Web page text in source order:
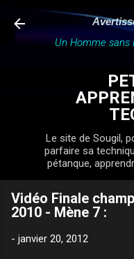
Accéder
Un Homme sans
Le site de Sougil,
parfaire sa
pétanque,
Vidéo Finale
2010 - Mène 7 :
- janvier 20, 2012